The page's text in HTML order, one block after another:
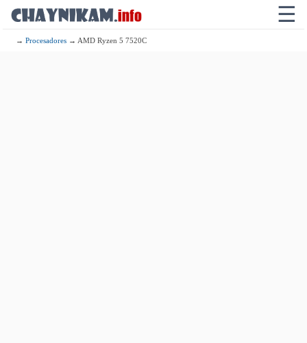
☰
→Procesadores → AMD Ryzen 5 7520C